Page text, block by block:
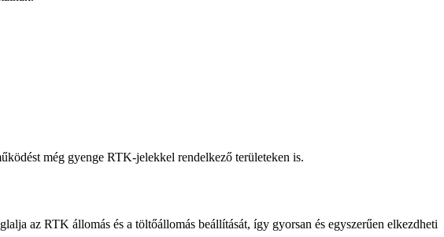
még gyenge RTK-jelekkel rendelkező területeken is.
az RTK állomás és a töltőállomás beállítását, így gyorsan és egyszerűen elkezdheti